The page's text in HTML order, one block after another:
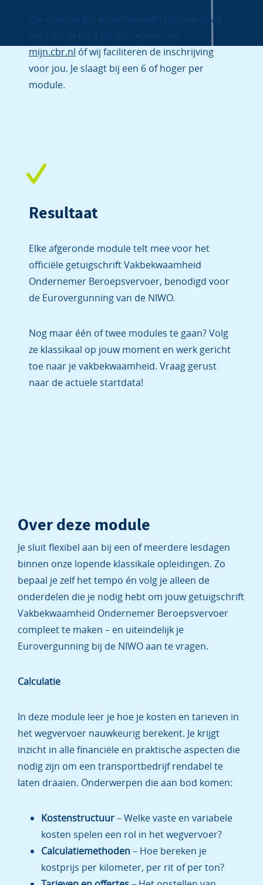
Per module leg je een examen digitaal af via
het CBR. Je kunt dit zelf regelen via
mijn.cbr.nl óf wij faciliteren de inschrijving
voor jou. Je slaagt bij een 6 of hoger per
module.
Resultaat
Elke afgeronde module telt mee voor het
officiële getuigschrift Vakbekwaamheid
Ondernemer Beroepsvervoer, benodigd voor
de Eurovergunning van de NIWO.
Nog maar één of twee modules te gaan? Volg
ze klassikaal op jouw moment en werk gericht
toe naar je vakbekwaamheid. Vraag gerust
naar de actuele startdata!
Over deze module
Je sluit flexibel aan bij een of meerdere lesdagen
binnen onze lopende klassikale opleidingen. Zo
bepaal je zelf het tempo én volg je alleen de
onderdelen die je nodig hebt om jouw getuigschrift
Vakbekwaamheid Ondernemer Beroepsvervoer
compleet te maken – en uiteindelijk je
Eurovergunning bij de NIWO aan te vragen.
Calculatie
In deze module leer je hoe je kosten en tarieven in
het wegvervoer nauwkeurig berekent. Je krijgt
inzicht in alle financiële en praktische aspecten die
nodig zijn om een transportbedrijf rendabel te
laten draaien. Onderwerpen die aan bod komen:
Kostenstructuur– Welke vaste en variabele
kosten spelen een rol in het wegvervoer?
Calculatiemethoden– Hoe bereken je
kostprijs per kilometer, per rit of per ton?